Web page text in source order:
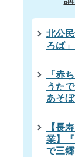
北公
ろば
「赤
うた
あそ
【長
業】
で三